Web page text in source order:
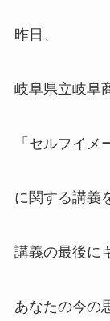
昨日、
岐阜県立岐阜
「セルフイメ
に関する講義
講義の最後に
あなたの今の